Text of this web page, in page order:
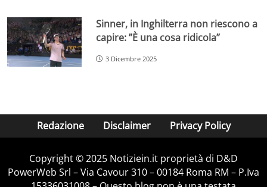
Sinner, in Inghilterra non riescono a
capire: ”È una cosa ridicola”
3 Dicembre 2025
Redazione Disclaimer Privacy Policy
Copyright © 2025 Notiziein.it proprietà di D&D
PowerWeb Srl – Via Cavour 310 – 00184 Roma RM – P.Iva